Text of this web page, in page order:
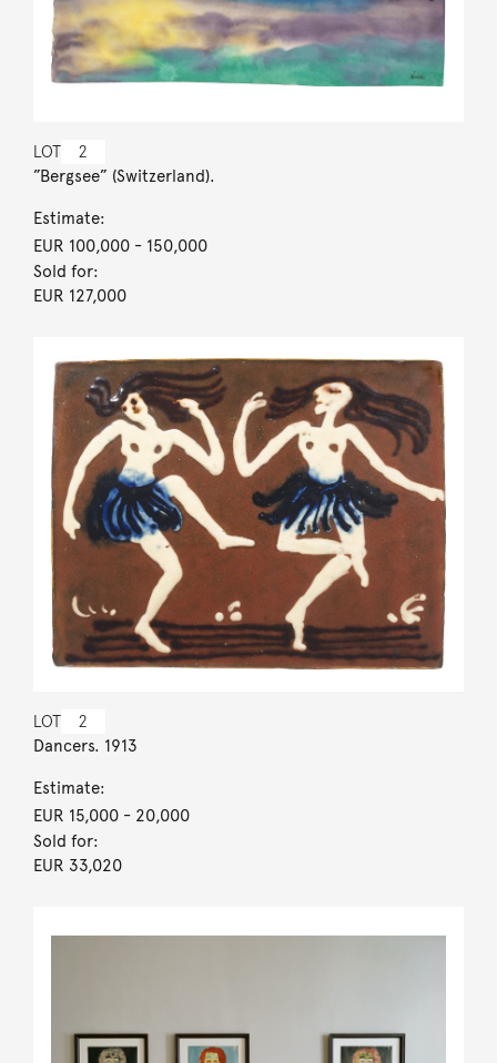
LOT 2
”Bergsee” (Switzerland).
Estimate:
EUR 100,000- 150,000
Sold for:
EUR 127,000
LOT 2
Dancers. 1913
Estimate:
EUR 15,000- 20,000
Sold for:
EUR 33,020